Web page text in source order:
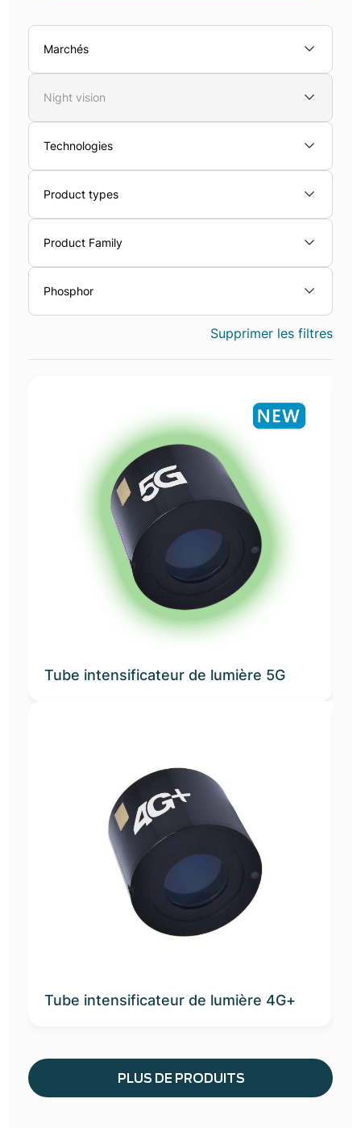
Marchés
Night vision
Technologies
Product types
Product Family
Phosphor
Supprimer les filtres
Tube intensificateur de lumière 5G
Tube intensificateur de lumière 4G+
PLUS DE PRODUITS